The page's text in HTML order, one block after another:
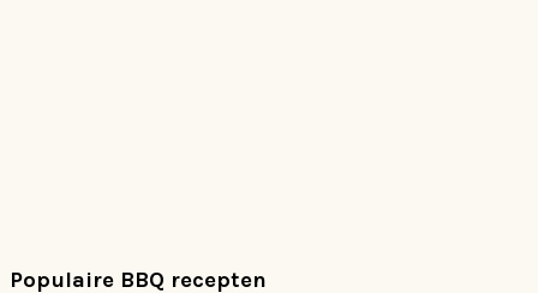
Populaire BBQ recepten